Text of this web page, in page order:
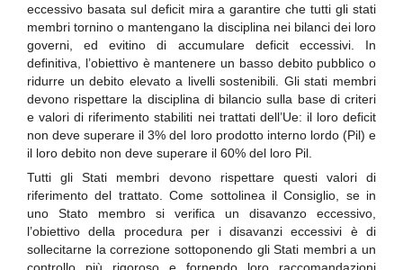
eccessivo basata sul deficit mira a garantire che tutti gli stati
membri tornino o mantengano la disciplina nei bilanci dei loro
governi, ed evitino di accumulare deficit eccessivi. In
definitiva, l’obiettivo è mantenere un basso debito pubblico o
ridurre un debito elevato a livelli sostenibili. Gli stati membri
devono rispettare la disciplina di bilancio sulla base di criteri
e valori di riferimento stabiliti nei trattati dell’Ue: il loro deficit
non deve superare il 3% del loro prodotto interno lordo (Pil) e
il loro debito non deve superare il 60% del loro Pil.
Tutti gli Stati membri devono rispettare questi valori di
riferimento del trattato. Come sottolinea il Consiglio, se in
uno Stato membro si verifica un disavanzo eccessivo,
l’obiettivo della procedura per i disavanzi eccessivi è di
sollecitarne la correzione sottoponendo gli Stati membri a un